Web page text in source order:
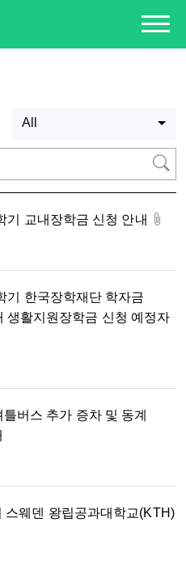
All
기 교내장학금 신청 안내
기 한국장학재단 학자금
생활지원장학금 신청 예정자
버스 추가 증차 및 동계
스웨덴 왕립공과대학교(KTH)